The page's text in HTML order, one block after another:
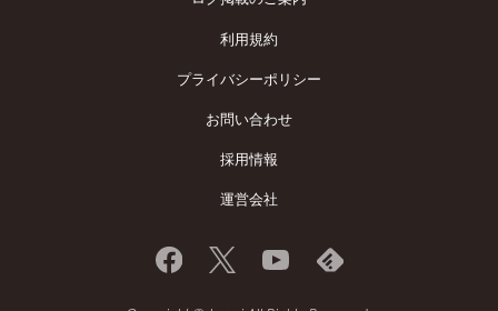
利用規約
プライバシーポリシー
お問い合わせ
採用情報
運営会社